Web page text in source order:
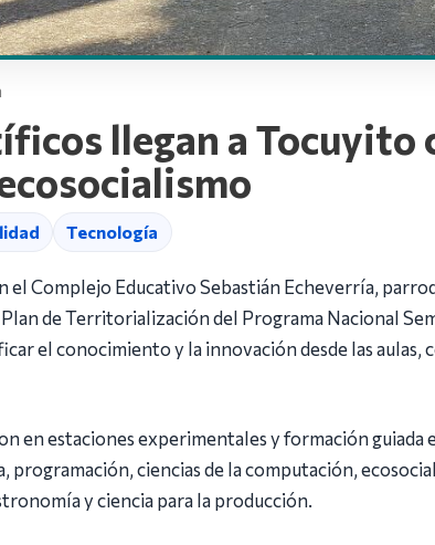
llegan a Tocuyito
Tecnología
el Complejo Educativo Sebastián Echeverría,
de Territorialización del Programa Nacional
el conocimiento y la innovación desde las aulas,
en estaciones experimentales y formación guiada
programación, ciencias de la computación,
y ciencia para la producción.